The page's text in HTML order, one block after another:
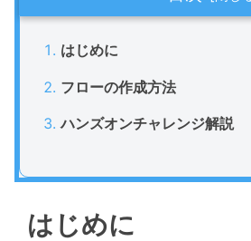
はじめに
フローの作成方法
ハンズオンチャレンジ解説
はじめに